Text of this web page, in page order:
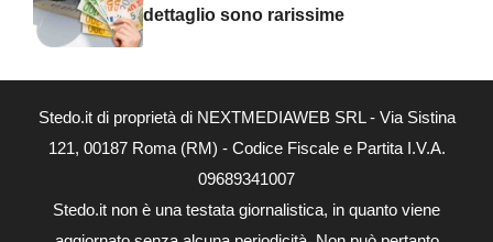
dettaglio sono rarissime
Stedo.it di proprietà di NEXTMEDIAWEB SRL - Via Sistina
121, 00187 Roma (RM) - Codice Fiscale e Partita I.V.A.
09689341007
Stedo.it non è una testata giornalistica, in quanto viene